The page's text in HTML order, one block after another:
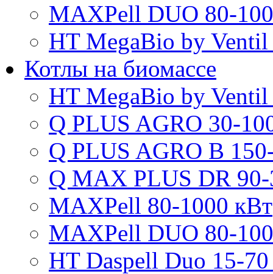
MAXPell DUO 80-
HT MegaBio by
Котлы на биомассе
HT MegaBio by
Q PLUS AGRO 30-
Q PLUS AGRO B
Q MAX PLUS DR
MAXPell 80-1000 кВт
MAXPell DUO 80-
HT Daspell Duo 15-